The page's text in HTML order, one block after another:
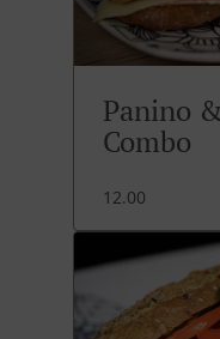
Panino
Combo
12.00